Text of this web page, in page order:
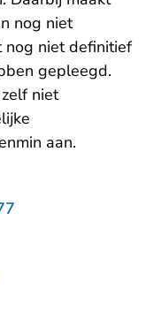
nog niet
nog niet definitief
gepleegd.
niet
aan.